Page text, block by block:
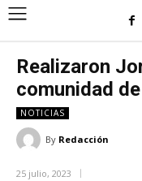
Realizaron
comunidad
NOTICIAS
By Redacción
25 julio, 2023